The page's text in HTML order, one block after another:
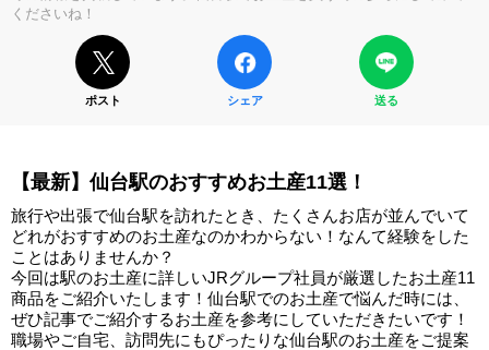
くださいね！
ポスト シェア 送る
【最新】仙台駅のおすすめお土産11選！
旅行や出張で仙台駅を訪れたとき、たくさんお店が並んでいて
どれがおすすめのお土産なのかわからない！なんて経験をした
ことはありませんか？
今回は駅のお土産に詳しいJRグループ社員が厳選したお土産11
商品をご紹介いたします！仙台駅でのお土産で悩んだ時には、
ぜひ記事でご紹介するお土産を参考にしていただきたいです！
職場やご自宅、訪問先にもぴったりな仙台駅のお土産をご提案